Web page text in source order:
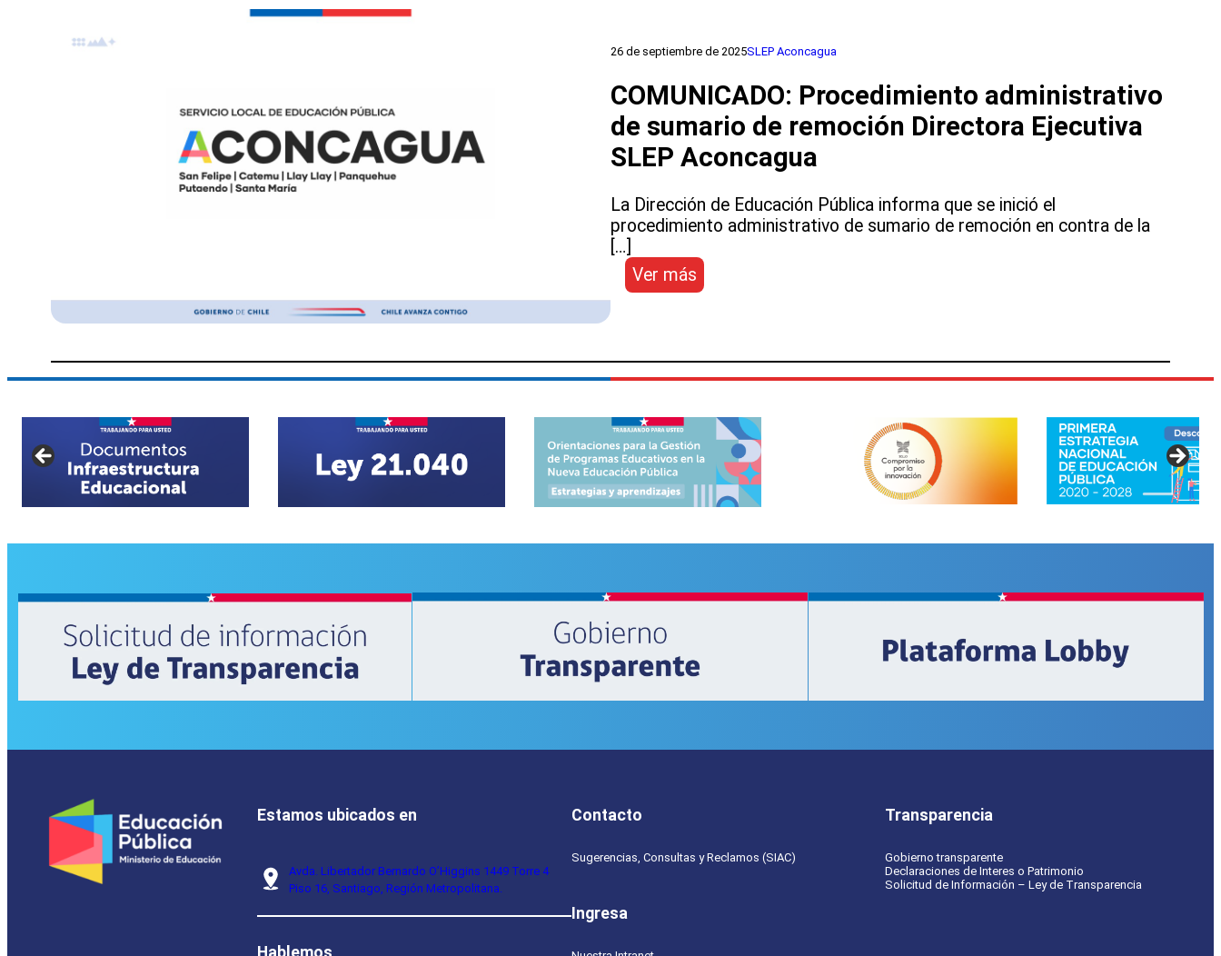
Educación
para
reunión
con
gremios
locales
26 de septiembre de 2025SLEP Aconcagua
COMUNICADO: Procedimiento administrativo
de sumario de remoción Directora Ejecutiva
SLEP Aconcagua
La Dirección de Educación Pública informa que se inició el
procedimiento administrativo de sumario de remoción en contra de la
[…]
Ver más
COMUNICADO:
de
sumario
remoción
Directora
Ejecutiva
SLEP
Aconcagua
Estamos ubicados en
Avda. Libertador Bernardo O’Higgins 1449 Torre 4
Piso 16, Santiago, Región Metropolitana.
Contacto
Sugerencias, Consultas y Reclamos (SIAC)
Ingresa
Transparencia
Gobierno transparente
Declaraciones de Interes o Patrimonio
Solicitud de Información – Ley de Transparencia